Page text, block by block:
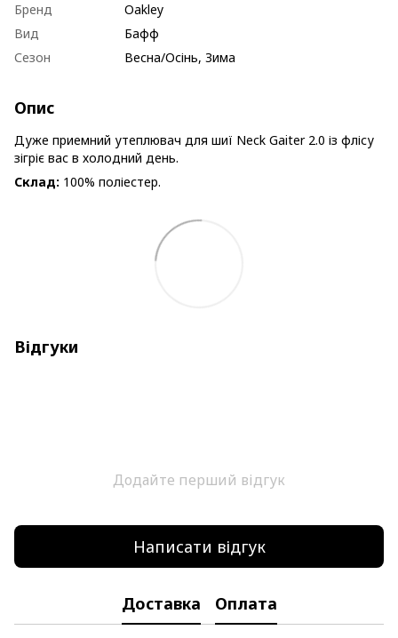
Бренд
Oakley
Вид
Бафф
Сезон
Весна/Осінь, Зима
Опис
Дуже приемний утеплювач для шиї Neck Gaiter 2.0 із флісу
зігріє вас в холодний день.
Склад: 100% поліестер.
Відгуки
Додайте перший відгук
Написати відгук
Доставка Оплата